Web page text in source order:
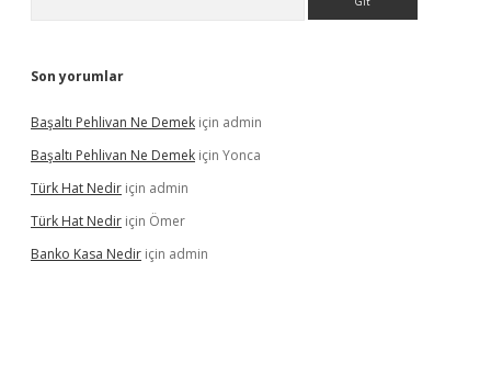
Son yorumlar
Başaltı Pehlivan Ne Demek için admin
Başaltı Pehlivan Ne Demek için Yonca
Türk Hat Nedir için admin
Türk Hat Nedir için Ömer
Banko Kasa Nedir için admin